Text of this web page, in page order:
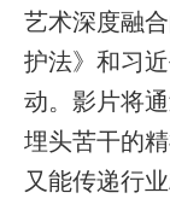
艺术深度融
护法》和习
动。影片将
埋头苦干的
又能传递行